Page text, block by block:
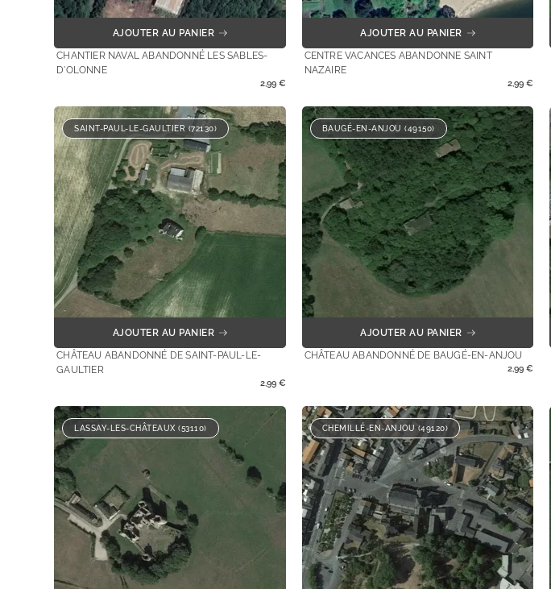
AJOUTER AU PANIER
CHANTIER NAVAL ABANDONNÉ LES SABLES-
D'OLONNE
2,99 €
AJOUTER AU PANIER
CENTRE VACANCES ABANDONNE SAINT
NAZAIRE
2,99 €
SAINT-PAUL-LE-GAULTIER (72130)
AJOUTER AU PANIER
CHÂTEAU ABANDONNÉ DE SAINT-PAUL-LE-
GAULTIER
2,99 €
BAUGÉ-EN-ANJOU (49150)
AJOUTER AU PANIER
CHÂTEAU ABANDONNÉ DE BAUGÉ-EN-ANJOU
2,99 €
LASSAY-LES-CHÂTEAUX (53110) CHEMILLÉ-EN-ANJOU (49120)